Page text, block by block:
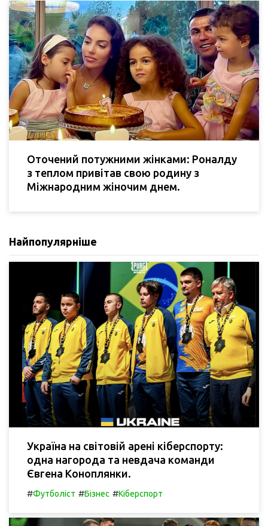
Оточений потужними жінками: Роналду
з теплом привітав свою родину з
Міжнародним жіночим днем.
Найпопулярніше
Україна на світовій арені кіберспорту:
одна нагорода та невдача команди
Євгена Коноплянки.
#Футболіст #Бізнес #Кіберспорт